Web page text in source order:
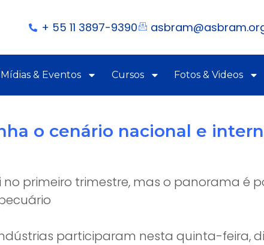
+ 55 11 3897-9390
Mídias & Eventos Cursos Fotos & Videos
o cenário nacional e
primeiro trimestre, mas o panorama é
participaram nesta quinta-feira,